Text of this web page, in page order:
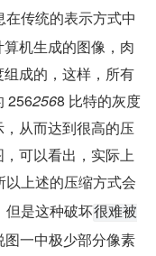
在传统的表示方式中
机生成的图像，肉
成的，这样，所有
2562568 比特的灰度
从而达到很高的压
可以看出，实际上
以上述的压缩方式会
但是这种破坏很难被
图一中极少部分像素